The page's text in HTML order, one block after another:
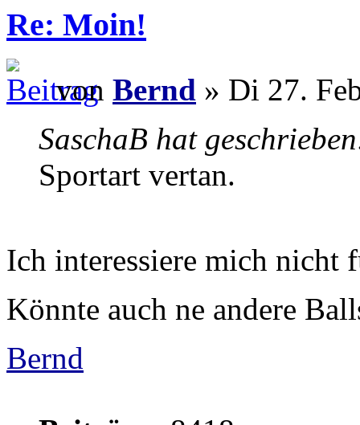
Re: Moin!
von Bernd » Di 27.
SaschaB hat
Sportart vertan.
Ich interessiere mich nicht
Könnte auch ne andere
Bernd